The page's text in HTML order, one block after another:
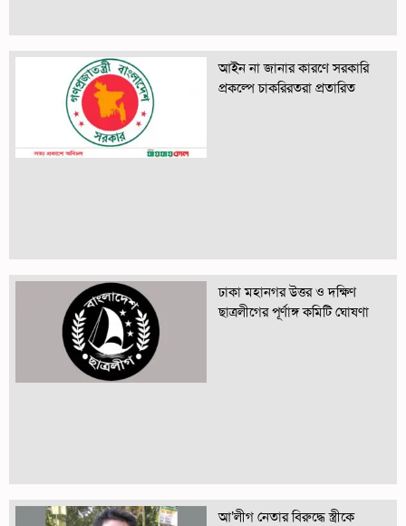
আইন না জানার কারণে সরকারি
প্রকল্পে চাকরিরতরা প্রতারিত
ঢাকা মহানগর উত্তর ও দক্ষিণ
ছাত্রলীগের পূর্ণাঙ্গ কমিটি ঘোষণা
আ’লীগ নেতার বিরুদ্ধে স্ত্রীকে